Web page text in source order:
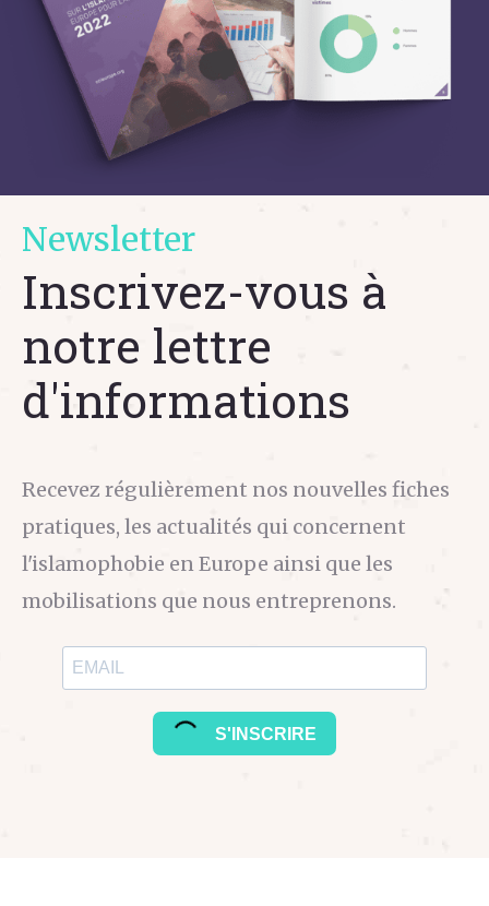
Newsletter
Inscrivez-vous à
notre lettre
d'informations
Recevez régulièrement nos nouvelles fiches
pratiques, les actualités qui concernent
l'islamophobie en Europe ainsi que les
mobilisations que nous entreprenons.
S'INSCRIRE